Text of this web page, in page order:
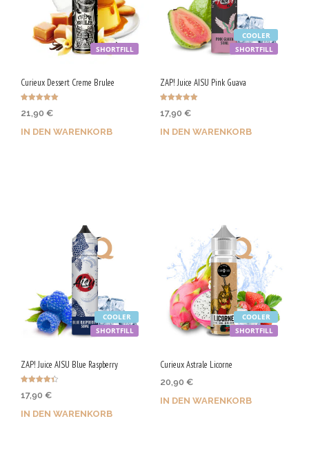
SHORTFILL
Curieux Dessert Creme Brulee
5.00
21,90 €
IN DEN WARENKORB
SHORTFILL
COOLER
ZAP! Juice AISU Pink Guava
5.00
17,90 €
IN DEN WARENKORB
SHORTFILL
COOLER
ZAP! Juice AISU Blue Raspberry
mit
von 5
17,90 €
IN DEN WARENKORB
SHORTFILL
COOLER
Curieux Astrale Licorne
20,90 €
IN DEN WARENKORB